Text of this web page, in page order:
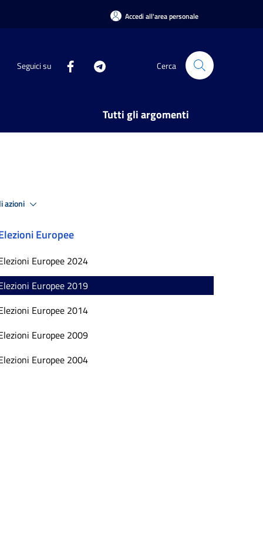
Accedi all'area personale
Seguici su Cerca
Tutti gli argomenti
azioni
Europee
Europee 2024
Europee 2019
Europee 2014
Europee 2009
Europee 2004